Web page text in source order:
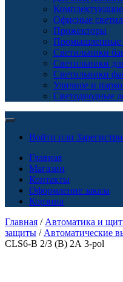
Комплектующие
Офисные
Прожекторы
Промышленные
Светильники
Светильники
Светильники
Уличное и
Светодиодные
Войти или
Главная
Магазин
Контакты
Оформление заказа
Корзина
Главная / Автоматика и
защиты / Автоматические
CLS6-B 2/3 (B) 2А 3-pol